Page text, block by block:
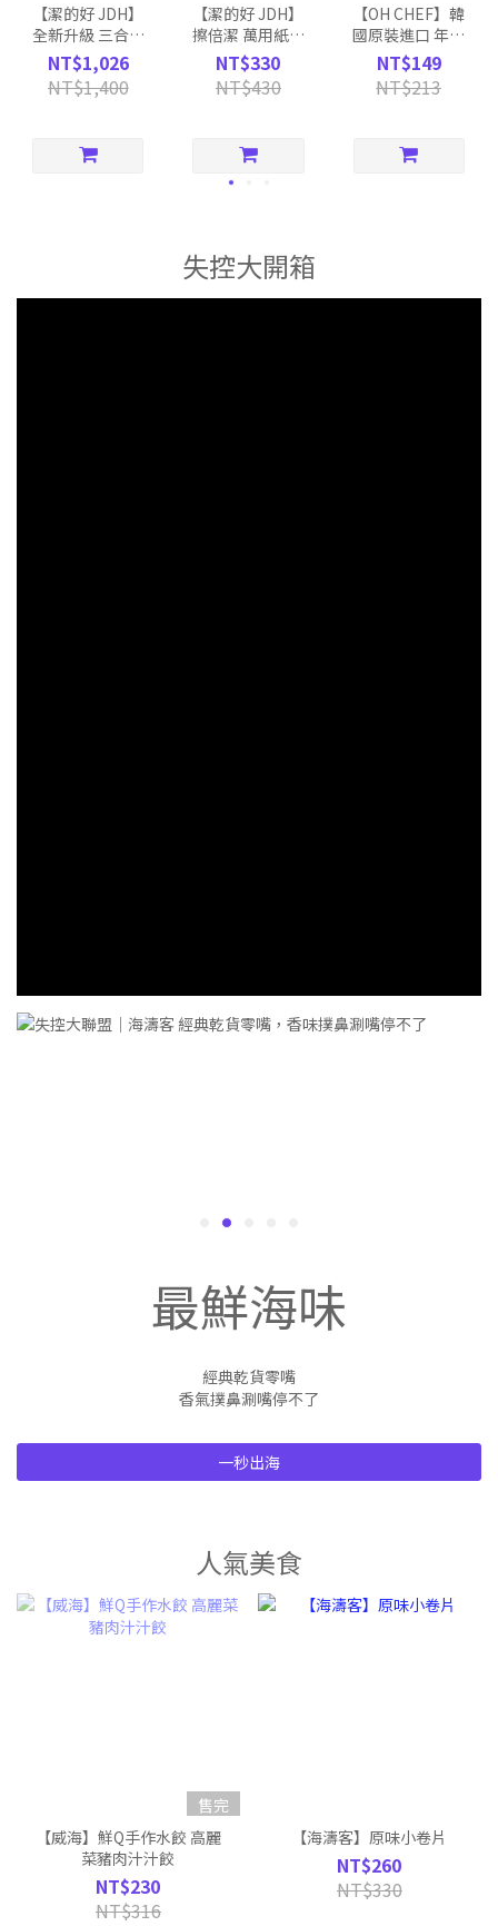
【潔的好 JDH】
全新升級 三合一
平板拖把組｜白
色
NT$1,026
NT$1,400
【潔的好 JDH】
擦倍潔 萬用紙巾
｜2捲/包
NT$330
NT$430
【OH CHEF】韓
國原裝進口 年糕
拌麵｜5款任選
NT$149
NT$213
失控大開箱
最鮮海味
經典乾貨零嘴
香氣撲鼻涮嘴停不了
一秒出海
人氣美食
售完
【威海】鮮Q手作水餃 高麗
菜豬肉汁汁餃
NT$230
NT$316
【海濤客】原味小卷片
NT$260
NT$330